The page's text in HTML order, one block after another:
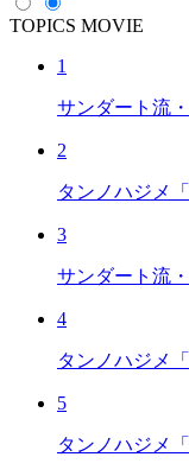
TOPICS MOVIE
1
サンダート流
2
タンノハジメ
3
サンダート流
4
タンノハジメ
5
タンノハジメ